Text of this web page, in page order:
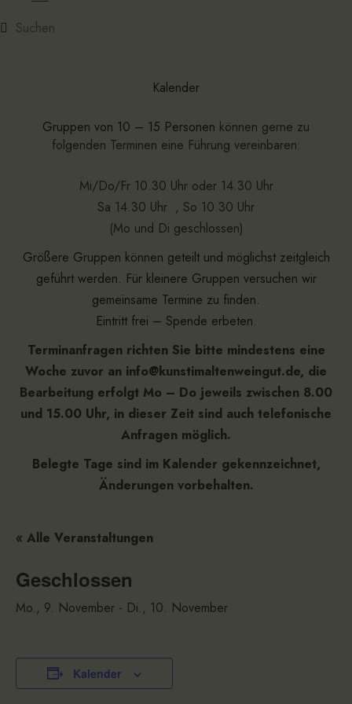
Kalender
Gruppen von 10 – 15 Personen können gerne zu
folgenden Terminen eine Führung vereinbaren:
Mi/Do/Fr 10.30 Uhr oder 14.30 Uhr
Sa 14.30 Uhr , So 10.30 Uhr
(Mo und Di geschlossen)
Größere Gruppen können geteilt und möglichst zeitgleich
geführt werden. Für kleinere Gruppen versuchen wir
gemeinsame Termine zu finden.
Eintritt frei – Spende erbeten.
Terminanfragen richten Sie bitte mindestens eine
Woche zuvor an info@kunstimaltenweingut.de, die
Bearbeitung erfolgt Mo – Do jeweils zwischen 8.00
und 15.00 Uhr, in dieser Zeit sind auch telefonische
Anfragen möglich.
Belegte Tage sind im Kalender gekennzeichnet,
Änderungen vorbehalten.
« Alle Veranstaltungen
Geschlossen
Mo., 9. November - Di., 10. November
Kalender